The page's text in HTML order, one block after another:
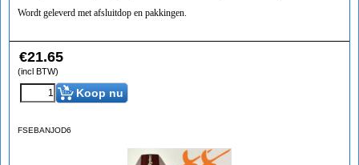
Wordt geleverd met afsluitdop en pakkingen.
€21.65
(incl BTW)
Koop nu
FSEBANJOD6